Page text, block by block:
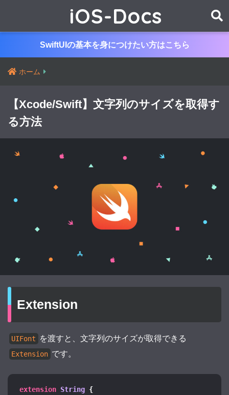
iOS-Docs
SwiftUIの基本を身につけたい方はこちら
ホーム
【Xcode/Swift】文字列のサイズを取得す
る方法
Extension
UIFont を渡すと、文字列のサイズが取得できる
Extension です。
extension String {